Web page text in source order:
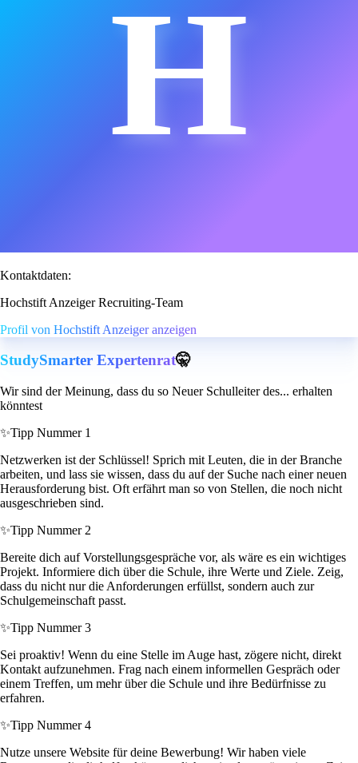
H
Kontaktdaten:
Hochstift Anzeiger Recruiting-Team
Profil von Hochstift Anzeiger anzeigen
StudySmarter Expertenrat🤫
Wir sind der Meinung, dass du so Neuer Schulleiter des... erhalten
könntest
✨Tipp Nummer 1
Netzwerken ist der Schlüssel! Sprich mit Leuten, die in der Branche
arbeiten, und lass sie wissen, dass du auf der Suche nach einer neuen
Herausforderung bist. Oft erfährt man so von Stellen, die noch nicht
ausgeschrieben sind.
✨Tipp Nummer 2
Bereite dich auf Vorstellungsgespräche vor, als wäre es ein wichtiges
Projekt. Informiere dich über die Schule, ihre Werte und Ziele. Zeig,
dass du nicht nur die Anforderungen erfüllst, sondern auch zur
Schulgemeinschaft passt.
✨Tipp Nummer 3
Sei proaktiv! Wenn du eine Stelle im Auge hast, zögere nicht, direkt
Kontakt aufzunehmen. Frag nach einem informellen Gespräch oder
einem Treffen, um mehr über die Schule und ihre Bedürfnisse zu
erfahren.
✨Tipp Nummer 4
Nutze unsere Website für deine Bewerbung! Wir haben viele